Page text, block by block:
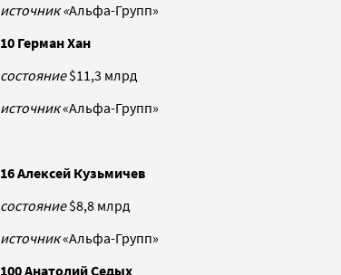
источник «Альфа-Групп»
10 Герман Хан
состояние$11,3 млрд
источник«Альфа-Групп»
16 Алексей Кузьмичев
состояние$8,8 млрд
источник«Альфа-Групп»
100 Анатолий Седых